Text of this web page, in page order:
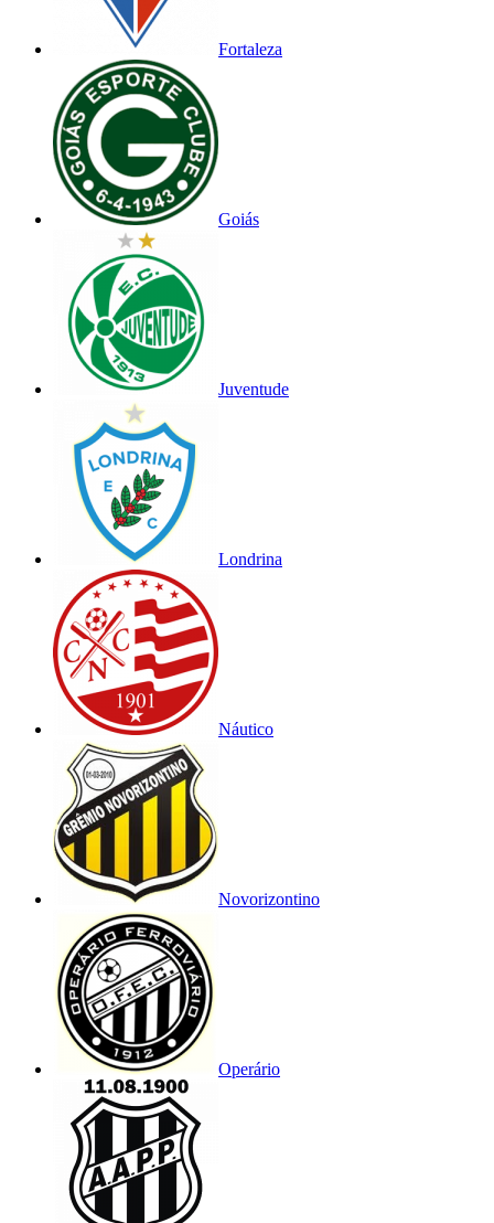
Fortaleza
Goiás
Juventude
Londrina
Náutico
Novorizontino
Operário